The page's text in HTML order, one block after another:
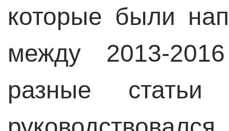
которые были
между 2013-
разные